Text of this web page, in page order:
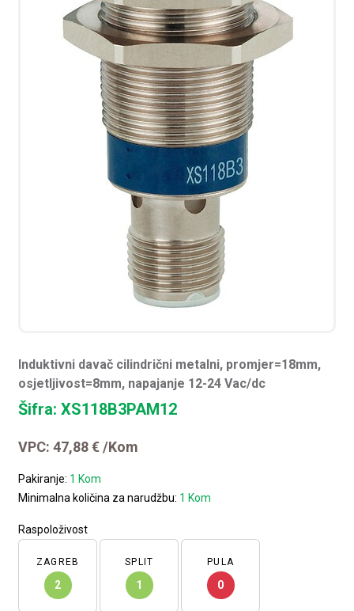
Induktivni davač cilindrični metalni, promjer=18mm,
osjetljivost=8mm, napajanje 12-24 Vac/dc
Šifra: XS118B3PAM12
VPC:47,88€ /Kom
Pakiranje: 1 Kom
Minimalna količina za narudžbu: 1 Kom
Raspoloživost
ZAGREB
2
SPLIT
1
PULA
0